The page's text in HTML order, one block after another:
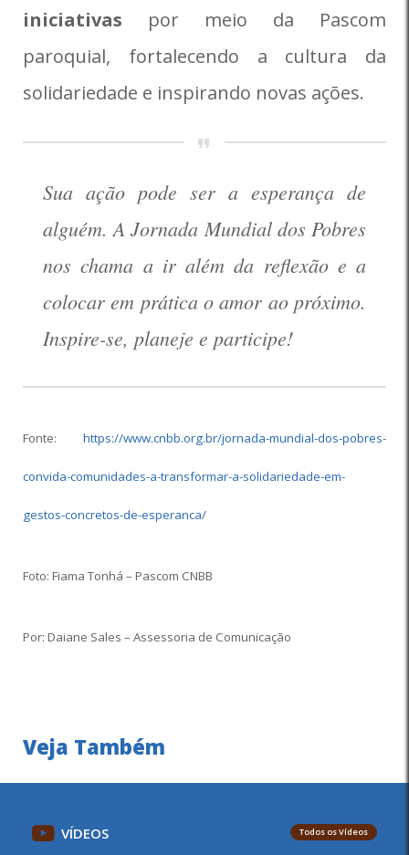
iniciativas por meio da Pascom
paroquial, fortalecendo a cultura da
solidariedade e inspirando novas ações.
Sua ação pode ser a esperança de
alguém. A Jornada Mundial dos Pobres
nos chama a ir além da reflexão e a
colocar em prática o amor ao próximo.
Inspire-se, planeje e participe!
Fonte: https://www.cnbb.org.br/jornada-mundial-dos-pobres-
convida-comunidades-a-transformar-a-solidariedade-em-
gestos-concretos-de-esperanca/
Foto: Fiama Tonhá – Pascom CNBB
Por: Daiane Sales – Assessoria de Comunicação
Veja Também
VÍDEOS Todos os Vídeos